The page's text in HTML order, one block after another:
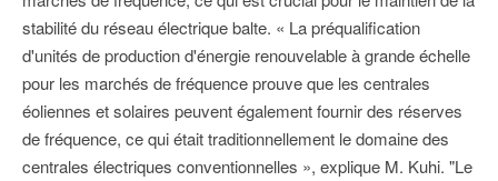
stabilité du réseau électrique balte. « La préqualification
d'unités de production d'énergie renouvelable à grande échelle
pour les marchés de fréquence prouve que les centrales
éoliennes et solaires peuvent également fournir des réserves
de fréquence, ce qui était traditionnellement le domaine des
centrales électriques conventionnelles », explique M. Kuhi. "Le